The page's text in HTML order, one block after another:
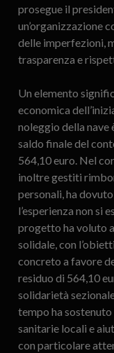
prosegue il
un’organizzazione
delle imperfezioni,
trasparenza e
Un elemento
economica
noleggio della nave
saldo finale del
564,10 euro. Nel
inoltre gestiti
personali, ha
l’esperienza non si
progetto ha voluto
solidale, con
concreto a favore
residuo di 564,10
solidarietà
tempo ha
sanitarie locali e
con particolare